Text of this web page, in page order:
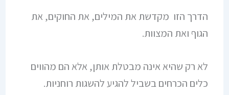
הדרך הזו מקדשת את המילים, את החוקים, את
הגוף ואת המצוות.
לא רק שהיא אינה מבטלת אותן, אלא הם מהווים
כלים הכרחים בשביל להגיע להשגות רוחניות.